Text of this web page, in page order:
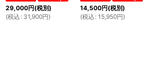
29,000円(税別)
(税込 : 31,900円)
14,500円(税別)
(税込 : 15,950円)